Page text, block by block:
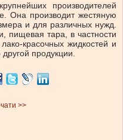
производителей
Она производит жестяную
и для различных нужд.
пищевая тара, в частности
красочных жидкостей и
продукции.
>>